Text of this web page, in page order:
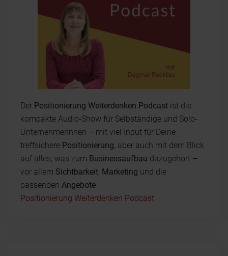
Der Positionierung Weiterdenken Podcast ist die
kompakte Audio-Show für Selbständige und Solo-
UnternehmerInnen – mit viel Input für Deine
treffsichere Positionierung , aber auch mit dem Blick
auf alles, was zum Businessaufbau dazugehört –
vor allem Sichtbarkeit Marketing und die
passenden Angebote
Positionierung Weiterdenken Podcast